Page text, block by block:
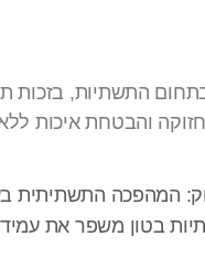
התשתיות, בזכות
והבטחת איכות
המהפכה התשתיתית
בטון משפר את